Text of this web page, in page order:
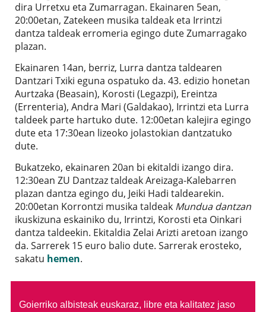
dira Urretxu eta Zumarragan. Ekainaren 5ean,
20:00etan, Zatekeen musika taldeak eta Irrintzi
dantza taldeak erromeria egingo dute Zumarragako
plazan.
Ekainaren 14an, berriz, Lurra dantza taldearen
Dantzari Txiki eguna ospatuko da. 43. edizio honetan
Aurtzaka (Beasain), Korosti (Legazpi), Ereintza
(Errenteria), Andra Mari (Galdakao), Irrintzi eta Lurra
taldeek parte hartuko dute. 12:00etan kalejira egingo
dute eta 17:30ean lizeoko jolastokian dantzatuko
dute.
Bukatzeko, ekainaren 20an bi ekitaldi izango dira.
12:30ean ZU Dantzaz taldeak Areizaga-Kalebarren
plazan dantza egingo du, Jeiki Hadi taldearekin.
20:00etan Korrontzi musika taldeak Mundua dantzan
ikuskizuna eskainiko du, Irrintzi, Korosti eta Oinkari
dantza taldeekin. Ekitaldia Zelai Arizti aretoan izango
da. Sarrerek 15 euro balio dute. Sarrerak erosteko,
sakatu hemen.
Goierriko albisteak euskaraz, libre eta kalitatez jaso